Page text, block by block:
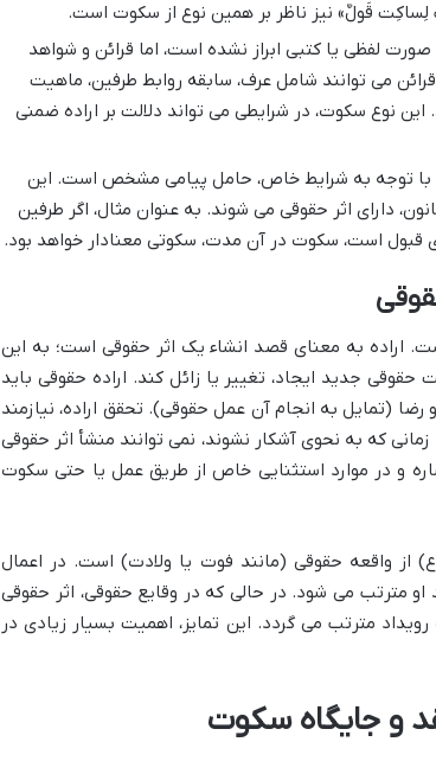
قَولٌ» نیز ناظر بر همین نوع از سکوت است.
لفظی یا کتبی ابراز نشده است، اما قرائن و شواهد
می توانند شامل عرف، سابقه روابط طرفین، ماهیت
نوع سکوت، در شرایطی می تواند دلالت بر اراده ضمنی
با توجه به شرایط خاص، حامل پیامی مشخص است. این
دارای اثر حقوقی می شوند. به عنوان مثال، اگر طرفین
است، سکوت در آن مدت، سکوتی معنادار خواهد بود.
اراده به معنای قصد انشاء یک اثر حقوقی است؛ به این
جدید ایجاد، تغییر یا زائل کند. اراده حقوقی باید
(تمایل به انجام آن عمل حقوقی). تحقق اراده، نیازمند
که به نحوی آشکار نشوند، نمی توانند منشأ اثر حقوقی
اشاره و در موارد استثنایی خاص از طریق عمل یا حتی سکوت
از واقعه حقوقی (مانند فوت یا ولادت) است. در اعمال
مترتب می شود. در حالی که در وقایع حقوقی، اثر حقوقی
مترتب می گردد. این تمایز، اهمیت بسیار زیادی در
و جایگاه سکوت